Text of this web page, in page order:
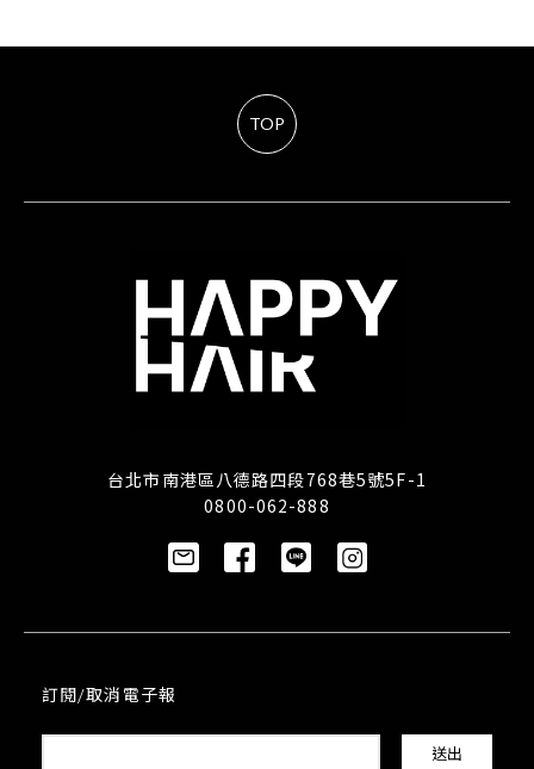
TOP
台北市南港區八德路四段768巷5號5F-1
0800-062-888
訂閱/取消電子報